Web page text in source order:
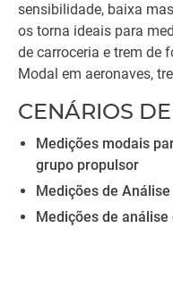
sensibilidade, baixa
os torna ideais para
de carroceria e trem de
Modal em aeronaves,
CENÁRIOS
Medições modais
grupo propulsor
Medições de
Medições de